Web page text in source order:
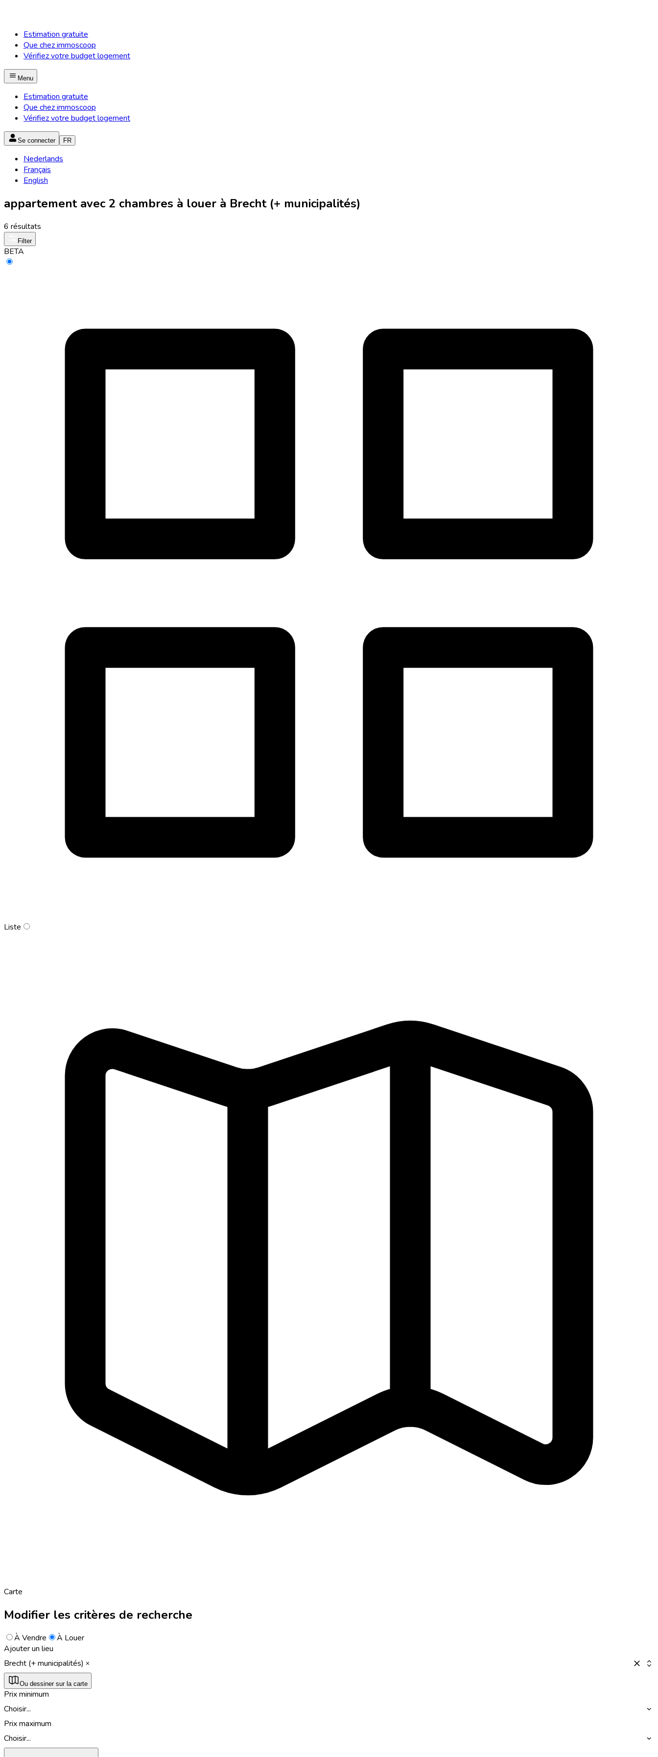
Estimation gratuite
Que chez immoscoop
Vérifiez votre budget logement
Menu
Estimation gratuite
Que chez immoscoop
Vérifiez votre budget logement
Se connecter FR
Nederlands
Français
English
appartement avec 2 chambres à louer à Brecht (+ municipalités)
6 résultats
Filter
BETA
Liste
Carte
Modifier les critères de recherche
À Vendre
À Louer
Ajouter un lieu
Brecht (+ municipalités)
Ou dessiner sur la carte
Prix minimum
Choisir...
Prix maximum
Choisir...